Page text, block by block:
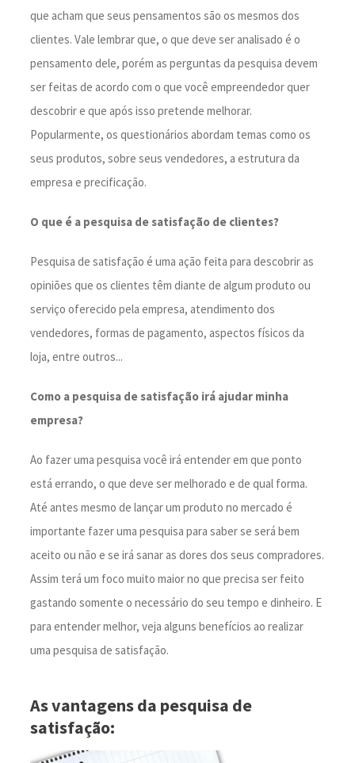
que acham que seus pensamentos são os mesmos dos
clientes. Vale lembrar que, o que deve ser analisado é o
pensamento dele, porém as perguntas da pesquisa devem
ser feitas de acordo com o que você empreendedor quer
descobrir e que após isso pretende melhorar.
Popularmente, os questionários abordam temas como os
seus produtos, sobre seus vendedores, a estrutura da
empresa e precificação.
O que é a pesquisa de satisfação de clientes?
Pesquisa de satisfação é uma ação feita para descobrir as
opiniões que os clientes têm diante de algum produto ou
serviço oferecido pela empresa, atendimento dos
vendedores, formas de pagamento, aspectos físicos da
loja, entre outros...
Como a pesquisa de satisfação irá ajudar minha
empresa?
Ao fazer uma pesquisa você irá entender em que ponto
está errando, o que deve ser melhorado e de qual forma.
Até antes mesmo de lançar um produto no mercado é
importante fazer uma pesquisa para saber se será bem
aceito ou não e se irá sanar as dores dos seus compradores.
Assim terá um foco muito maior no que precisa ser feito
gastando somente o necessário do seu tempo e dinheiro. E
para entender melhor, veja alguns benefícios ao realizar
uma pesquisa de satisfação.
As vantagens da pesquisa de
satisfação: